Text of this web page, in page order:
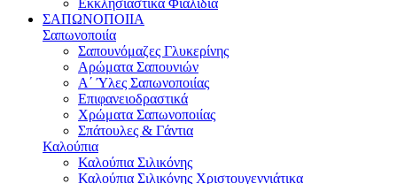
ΣΑΠΩΝΟΠΟΙΙΑ
Σαπωνοποιία
Σαπουνόμαζες Γλυκερίνης
Αρώματα Σαπουνιών
Α΄ Ύλες Σαπωνοποιίας
Επιφανειοδραστικά
Χρώματα Σαπωνοποιίας
Σπάτουλες & Γάντια
Καλούπια
Καλούπια Σιλικόνης
Καλούπια Σιλικόνης Χριστουγεννιάτικα